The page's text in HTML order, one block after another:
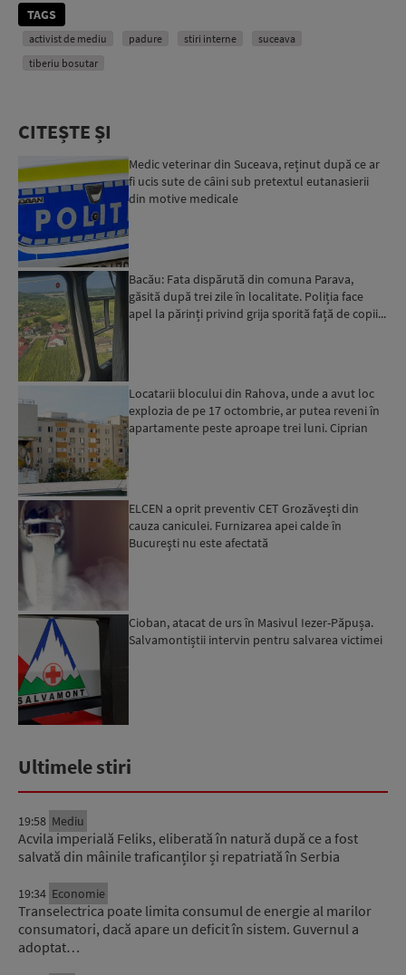
TAGS
activist de mediu padure stiri interne
suceava
tiberiu bosutar
CITEȘTE ȘI
Medic veterinar din Suceava, reținut după ce ar
fi ucis sute de câini sub pretextul eutanasierii
din motive medicale
Bacău: Fata dispărută din comuna Parava,
găsită după trei zile în localitate. Poliția face
apel la părinți privind grija sporită față de copii...
Locatarii blocului din Rahova, unde a avut loc
explozia de pe 17 octombrie, ar putea reveni în
apartamente peste aproape trei luni. Ciprian
ELCEN a oprit preventiv CET Grozăvești din
cauza caniculei. Furnizarea apei calde în
Bucureşti nu este afectată
Cioban, atacat de urs în Masivul Iezer-Păpușa.
Salvamontiștii intervin pentru salvarea victimei
Ultimele stiri
19:58 Mediu
Acvila imperială Feliks, eliberată în natură după ce a fost
salvată din mâinile traficanților și repatriată în Serbia
19:34 Economie
Transelectrica poate limita consumul de energie al marilor
consumatori, dacă apare un deficit în sistem. Guvernul a
adoptat…